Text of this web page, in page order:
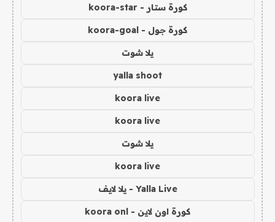
كورة ستار - koora-star
كورة جول - koora-goal
يلا شوت
yalla shoot
koora live
koora live
يلا شوت
koora live
Yalla Live - يلا لايف
كورة اون لاين - koora onl